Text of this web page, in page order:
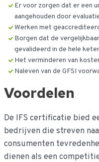
Er voor zorgen dat er een
aangehouden door
Werken met
Borgen dat de
gevalideerd in de hele
Het verminderen van
Naleven van de GFSI
Voordelen
De IFS certificatie bied
bedrijven die streven
consumenten
dienen als een